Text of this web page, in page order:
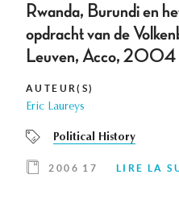
Rwanda, Burundi en
opdracht van de
Leuven, Acco, 2004
AUTEUR(S)
Eric Laureys
Political History
2006 17 LIRE LA